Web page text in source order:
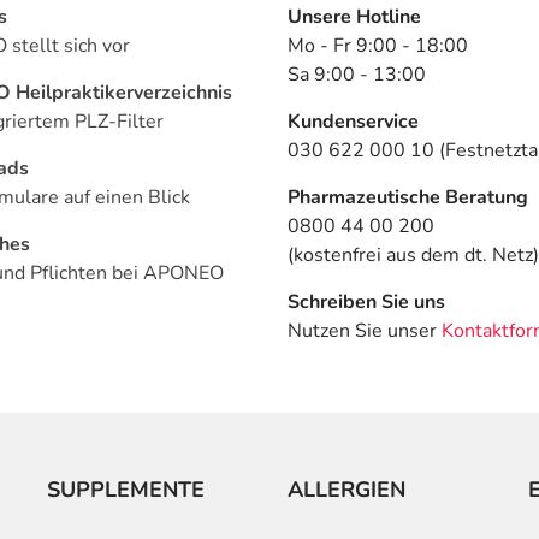
stellt sich vor
Heilpraktikerverzeichnis
PLZ-Filter
auf einen Blick
Pflichten bei APONEO
Unsere Hotline
Mo - Fr 9:00 - 18:00
Sa 9:00 - 13:00
Kundenservice
030 622 000 10
Pharmazeutische Beratung
0800 44 00 200
(kostenfrei aus dem dt. Netz)
Schreiben Sie uns
Nutzen Sie unser
SUPPLEMENTE ALLERGIEN